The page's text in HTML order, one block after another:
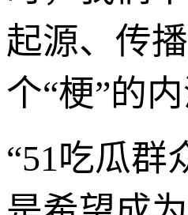
起源、传
个“梗”的内
“51吃瓜群